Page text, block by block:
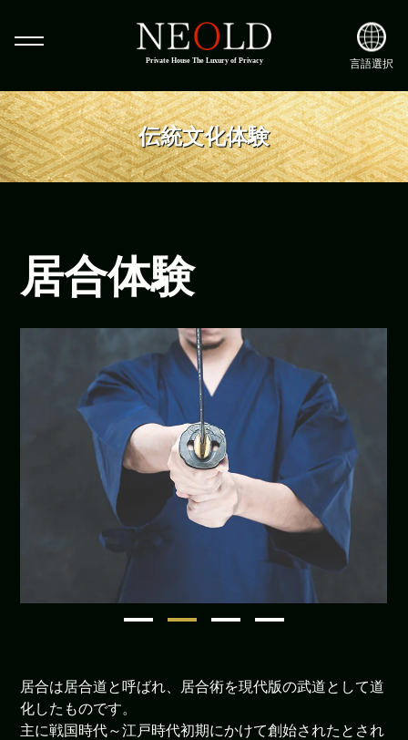
Private House The Luxury of Privacy
伝統文化体験
居合体験
1 2 3 4
居合は居合道と呼ばれ、居合術を現代版の武道として道
化したものです。
主に戦国時代～江戸時代初期にかけて創始されたとされ
言語選択